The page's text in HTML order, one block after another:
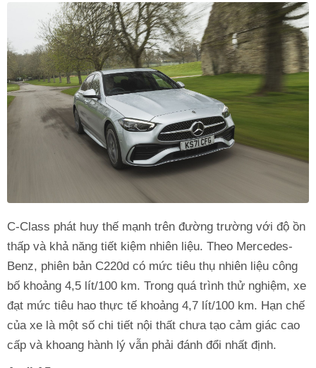
C-Class phát huy thế mạnh trên đường trường với độ ồn
thấp và khả năng tiết kiệm nhiên liệu. Theo Mercedes-
Benz, phiên bản C220d có mức tiêu thụ nhiên liệu công
bố khoảng 4,5 lít/100 km. Trong quá trình thử nghiệm, xe
đạt mức tiêu hao thực tế khoảng 4,7 lít/100 km. Hạn chế
của xe là một số chi tiết nội thất chưa tạo cảm giác cao
cấp và khoang hành lý vẫn phải đánh đổi nhất định.